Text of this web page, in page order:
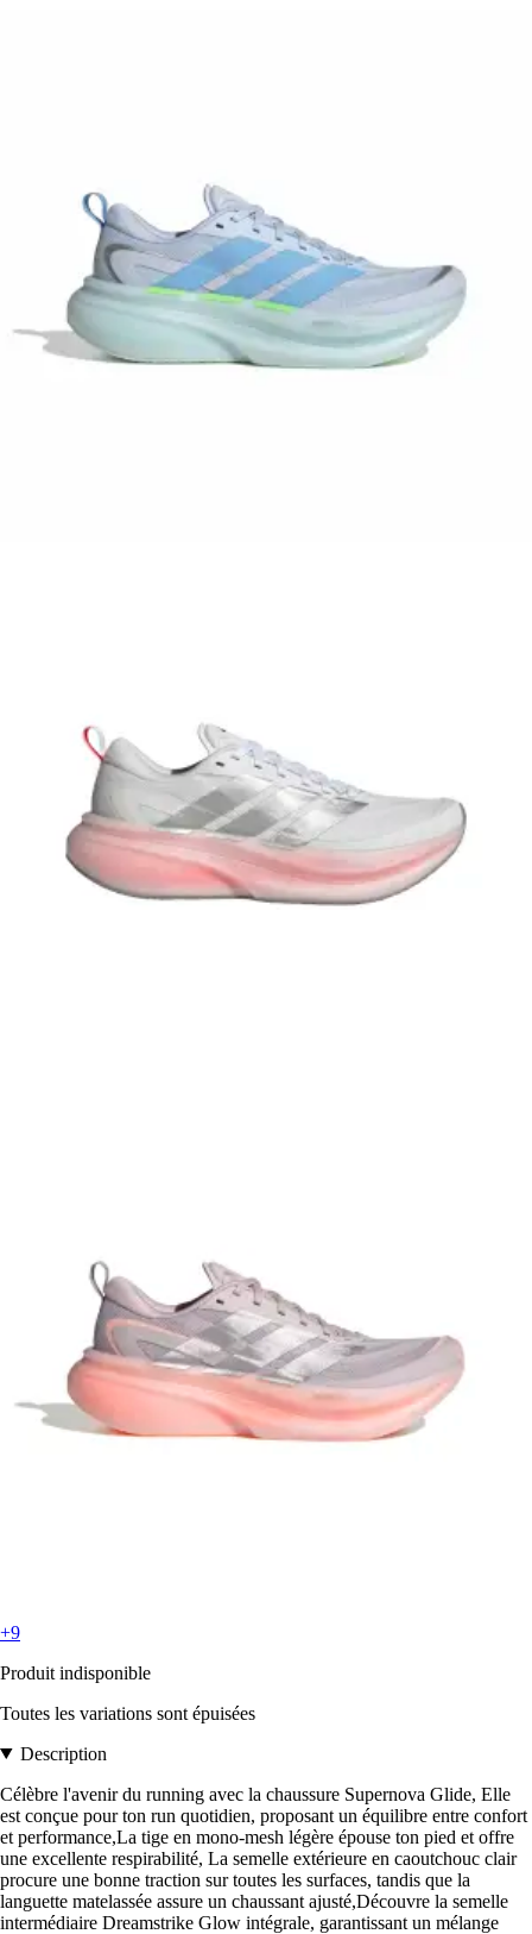
+9
Produit indisponible
Toutes les variations sont épuisées
Description
Célèbre l'avenir du running avec la chaussure Supernova Glide, Elle
est conçue pour ton run quotidien, proposant un équilibre entre confort
et performance,La tige en mono-mesh légère épouse ton pied et offre
une excellente respirabilité, La semelle extérieure en caoutchouc clair
procure une bonne traction sur toutes les surfaces, tandis que la
languette matelassée assure un chaussant ajusté,Découvre la semelle
intermédiaire Dreamstrike Glow intégrale, garantissant un mélange